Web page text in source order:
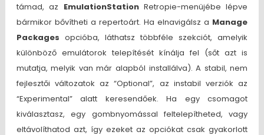
támad, az EmulationStationRetropie-menüjébe lépve
bármikor bővítheti a repertoárt. Ha elnavigálsz a Manage
Packages opcióba, láthatsz többféle szekciót, amelyik
különböző emulátorok telepítését kínálja fel (sőt azt is
mutatja, melyik van már alapból installálva). A stabil, nem
fejlesztői változatok az “Optional”, az instabil verziók az
“Experimental” alatt keresendőek. Ha egy csomagot
kiválasztasz, egy gombnyomással feltelepítheted, vagy
eltávolíthatod azt, így ezeket az opciókat csak gyakorlott